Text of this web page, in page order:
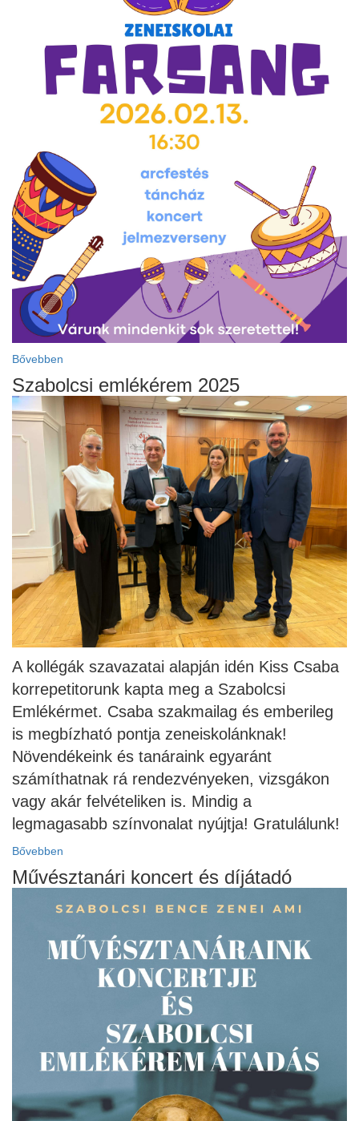
Bővebben
Szabolcsi emlékérem 2025
A kollégák szavazatai alapján idén Kiss Csaba
korrepetitorunk kapta meg a Szabolcsi
Emlékérmet. Csaba szakmailag és emberileg
is megbízható pontja zeneiskolánknak!
Növendékeink és tanáraink egyaránt
számíthatnak rá rendezvényeken, vizsgákon
vagy akár felvételiken is. Mindig a
legmagasabb színvonalat nyújtja! Gratulálunk!
Bővebben
Művésztanári koncert és díjátadó